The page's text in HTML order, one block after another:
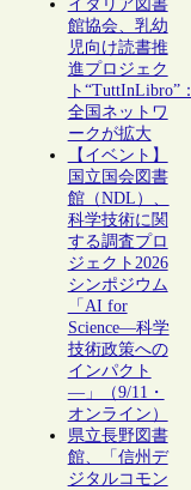
イタリア図書
館協会、乳幼
児向け読書推
進プロジェク
ト“TuttInLibro”：
全国ネットワ
ークが拡大
【イベント】
国立国会図書
館（NDL）、
科学技術に関
する調査プロ
ジェクト2026
シンポジウム
「AI for
Science―科学
技術政策への
インパクト
―」（9/11・
オンライン）
県立長野図書
館、「信州デ
ジタルコモン